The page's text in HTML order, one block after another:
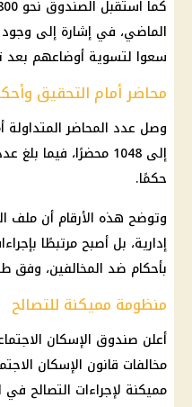
الماضي، في إشارة إلى وجود
سعوا لتسوية أوضاعهم بعد
محاضر أمام التحقيق
وصل عدد المحاضر المتداولة
حكمًا.
وتوضح هذه الأرقام أن ملف
إدارية، بل أصبح مرتبطًا
بأحكام ضد المخالفين، وفق
منظومة مميكنة للتصالح
أعلن صندوق الإسكان
مخالفات قانون الإسكان
مميكنة لإجراءات التصالح في